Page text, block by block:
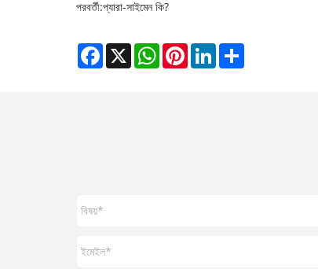
পরবর্তী:প্যারা-সাইমেন কি?
Facebook
X WhatsAppPinterestLinkedIn